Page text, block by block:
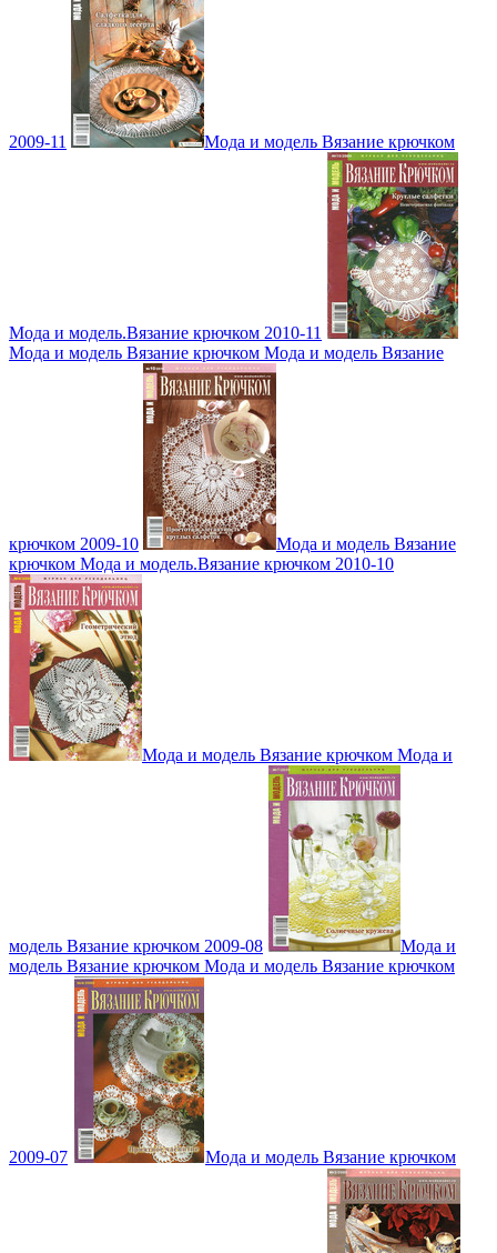
2009-11 Мода и модель Вязание крючком
Мода и модель.Вязание крючком 2010-11
Мода и модель Вязание крючком Мода и модель Вязание
крючком 2009-10
Мода и модель Вязание
крючком Мода и модель.Вязание крючком 2010-10
Мода и модель Вязание крючком Мода и
модель Вязание крючком 2009-08
Мода и
модель Вязание крючком Мода и модель Вязание крючком
2009-07 Мода и модель Вязание крючком